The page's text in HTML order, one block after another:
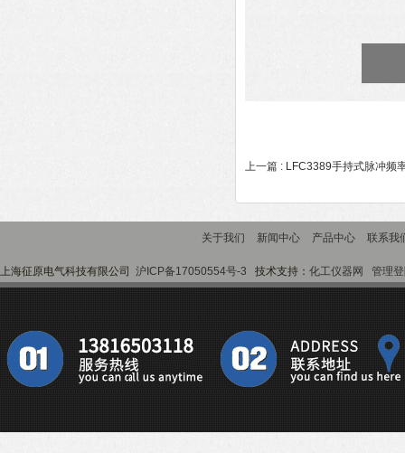
上一篇 : LFC3389手持式脉冲频
关于我们 新闻中心 产品中心 联系我
上海征原电气科技有限公司 沪ICP备17050554号-3 技术支持： 化工仪器网 管理